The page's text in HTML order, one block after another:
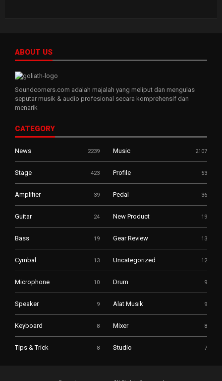
ABOUT US
Soundcorners.com adalah majalah yang meliput dan mengulas
seputar musik & audio profesional secara komprehensif dan
menarik
CATEGORY
News 2239 Music 2107
Stage 423 Profile 53
Amplifier 39 Pedal 36
Guitar 24 New Product 19
Bass 19 Gear Review 13
Cymbal 13 Uncategorized 12
Microphone 10 Drum 9
Speaker 9 Alat Musik 9
Keyboard 8 Mixer 8
Tips & Trick 8 Studio 7